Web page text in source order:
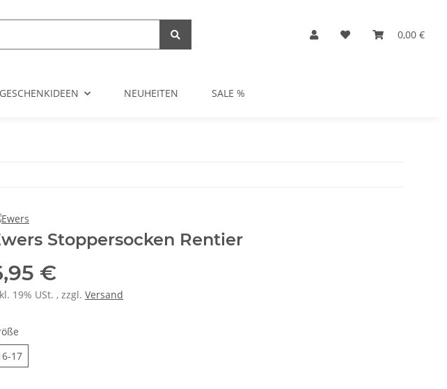
0,00 €
GESCHENKIDEEN NEUHEITEN SALE %
Stoppersocken Rentier
€
19% USt. , zzgl. Versand
1716-17